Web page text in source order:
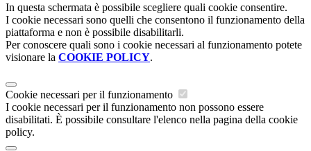
In questa schermata è possibile scegliere quali cookie consentire.
I cookie necessari sono quelli che consentono il funzionamento della
piattaforma e non è possibile disabilitarli.
Per conoscere quali sono i cookie necessari al funzionamento potete
visionare la COOKIE POLICY.
Cookie necessari per il funzionamento
I cookie necessari per il funzionamento non possono essere
disabilitati. È possibile consultare l'elenco nella pagina della cookie
policy.